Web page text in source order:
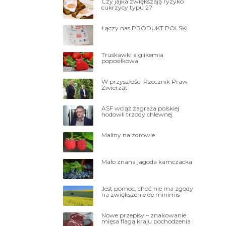
cukrzycy typu 2?
Łączy nas PRODUKT POLSKI
Truskawki a glikemia
poposiłkowa
W przyszłości Rzecznik Praw
Zwierząt
ASF wciąż zagraża polskiej
hodowli trzody chlewnej
Maliny na zdrowie
Mało znana jagoda kamczacka
Jest pomoc, choć nie ma zgody
na zwiększenie de minimis
Nowe przepisy – znakowanie
mięsa flagą kraju pochodzenia